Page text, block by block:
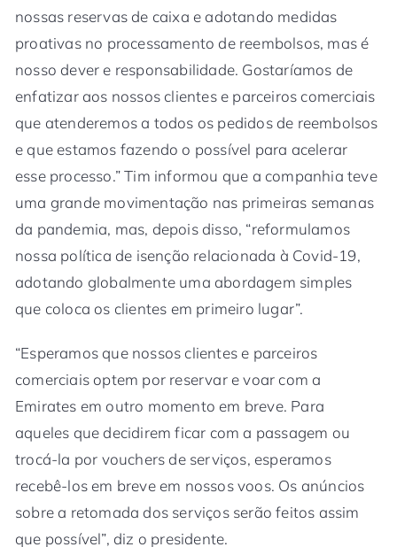
nossas reservas de caixa e adotando medidas
proativas no processamento de reembolsos, mas é
nosso dever e responsabilidade. Gostaríamos de
enfatizar aos nossos clientes e parceiros comerciais
que atenderemos a todos os pedidos de reembolsos
e que estamos fazendo o possível para acelerar
esse processo.” Tim informou que a companhia teve
uma grande movimentação nas primeiras semanas
da pandemia, mas, depois disso, “reformulamos
nossa política de isenção relacionada à Covid-19,
adotando globalmente uma abordagem simples
que coloca os clientes em primeiro lugar”.
“Esperamos que nossos clientes e parceiros
comerciais optem por reservar e voar com a
Emirates em outro momento em breve. Para
aqueles que decidirem ficar com a passagem ou
trocá-la por vouchers de serviços, esperamos
recebê-los em breve em nossos voos. Os anúncios
sobre a retomada dos serviços serão feitos assim
que possível”, diz o presidente.